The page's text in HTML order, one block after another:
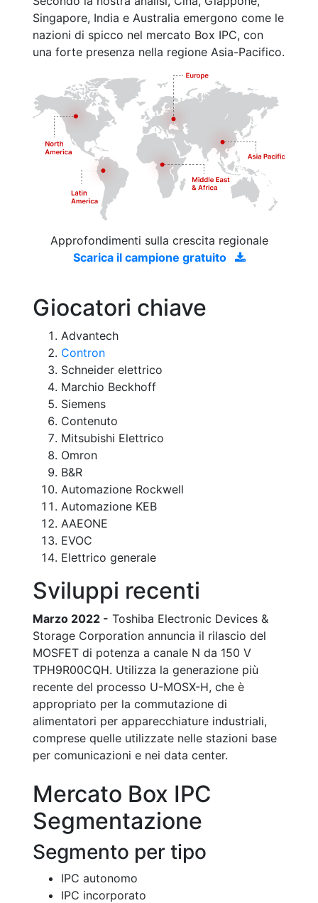
Singapore, India e Australia emergono come le
nazioni di spicco nel mercato Box IPC, con
una forte presenza nella regione Asia-Pacifico.
Approfondimenti sulla crescita regionale
Scarica il campione gratuito
Giocatori chiave
Advantech
Contron
Schneider elettrico
Marchio Beckhoff
Siemens
Contenuto
Mitsubishi Elettrico
Omron
B&R
Automazione Rockwell
Automazione KEB
AAEONE
EVOC
Elettrico generale
Sviluppi recenti
Marzo 2022 - Toshiba Electronic Devices &
Storage Corporation annuncia il rilascio del
MOSFET di potenza a canale N da 150 V
TPH9R00CQH. Utilizza la generazione più
recente del processo U-MOSX-H, che è
appropriato per la commutazione di
alimentatori per apparecchiature industriali,
comprese quelle utilizzate nelle stazioni base
per comunicazioni e nei data center.
Mercato Box IPC
Segmentazione
Segmento per tipo
IPC autonomo
IPC incorporato